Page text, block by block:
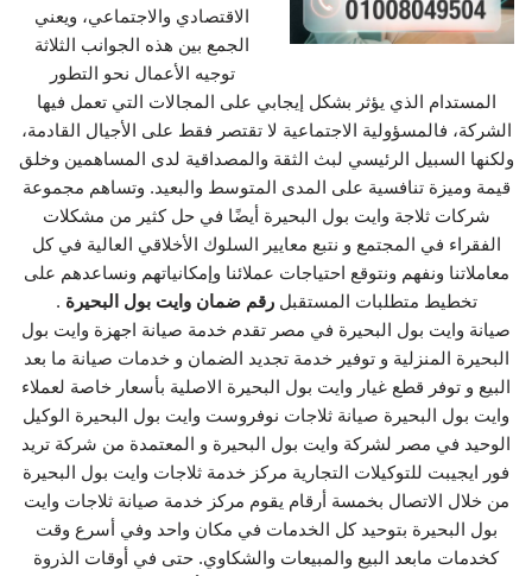
الاقتصادي والاجتماعي، ويعني
الجمع بين هذه الجوانب الثلاثة
توجيه الأعمال نحو التطور
المستدام الذي يؤثر بشكل إيجابي على المجالات التي تعمل فيها
الشركة، فالمسؤولية الاجتماعية لا تقتصر فقط على الأجيال القادمة،
ولكنها السبيل الرئيسي لبث الثقة والمصداقية لدى المساهمين وخلق
قيمة وميزة تنافسية على المدى المتوسط والبعيد. وتساهم مجموعة
شركات ثلاجة وايت بول البحيرة أيضًا في حل كثير من مشكلات
الفقراء في المجتمع و نتبع معايير السلوك الأخلاقي العالية في كل
معاملاتنا ونفهم ونتوقع احتياجات عملائنا وإمكانياتهم ونساعدهم على
تخطيط متطلبات المستقبلرقم ضمان وايت بول البحيرة .
صيانة وايت بول البحيرة في مصر تقدم خدمة صيانة اجهزة وايت بول
البحيرة المنزلية و توفير خدمة تجديد الضمان و خدمات صيانة ما بعد
البيع و توفر قطع غيار وايت بول البحيرة الاصلية بأسعار خاصة لعملاء
وايت بول البحيرة صيانة ثلاجات نوفروست وايت بول البحيرة الوكيل
الوحيد في مصر لشركة وايت بول البحيرة و المعتمدة من شركة تريد
فور ايجيبت للتوكيلات التجارية مركز خدمة ثلاجات وايت بول البحيرة
من خلال الاتصال بخمسة أرقام يقوم مركز خدمة صيانة ثلاجات وايت
بول البحيرة بتوحيد كل الخدمات في مكان واحد وفي أسرع وقت
كخدمات مابعد البيع والمبيعات والشكاوي. حتى في أوقات الذروة